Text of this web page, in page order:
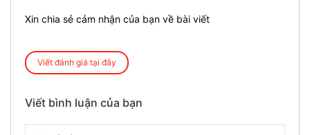
Xin chia sẻ cảm nhận của bạn về bài viết
Viết đánh giá tại đây
Viết bình luận của bạn